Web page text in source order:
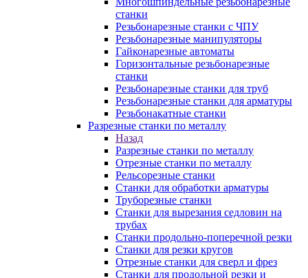
станки
Резьбонарезные станки с ЧПУ
Резьбонарезные манипуляторы
Гайконарезные автоматы
Горизонтальные резьбонарезные
станки
Резьбонарезные станки для труб
Резьбонарезные станки для арматуры
Резьбонакатные станки
Разрезные станки по металлу
Назад
Разрезные станки по металлу
Отрезные станки по металлу
Рельсорезные станки
Станки для обработки арматуры
Труборезные станки
Станки для вырезания седловин на
трубаx
Станки продольно-поперечной резки
Станки для резки кругов
Отрезные станки для сверл и фрез
Станки для продольной резки и